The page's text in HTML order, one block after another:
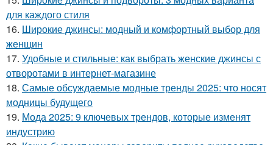
для каждого стиля
16. Широкие джинсы: модный и комфортный выбор для
женщин
17. Удобные и стильные: как выбрать женские джинсы с
отворотами в интернет-магазине
18. Самые обсуждаемые модные тренды 2025: что носят
модницы будущего
19. Мода 2025: 9 ключевых трендов, которые изменят
индустрию